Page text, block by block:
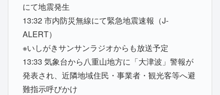
にて地震発生
13:32 市内防災無線にて緊急地震速報（J-
ALERT）
※いしがきサンサンラジオからも放送予定
13:33 気象台から八重山地方に「大津波」警報が
発表され、近隣地域住民・事業者・観光客等へ避
難指示呼びかけ